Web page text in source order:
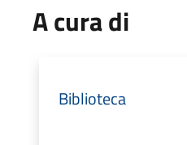
A cura di
Biblioteca